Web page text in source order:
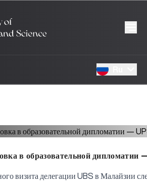
в образовательной дипломатии
визита делегации UBS в Малайзии